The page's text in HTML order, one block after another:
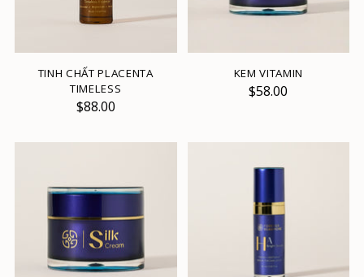
TINH CHẤT PLACENTA
TIMELESS
$88.00
KEM VITAMIN
$58.00